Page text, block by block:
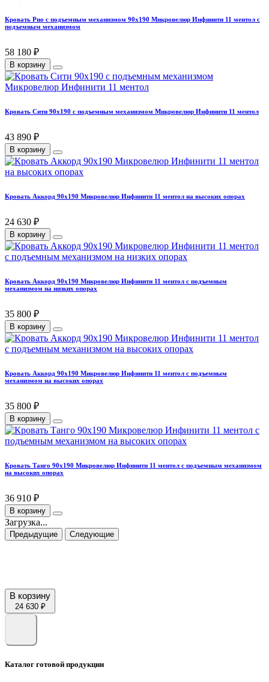
Кровать Рио с подъемным механизмом 90х190 Микровелюр Инфинити 11 ментол с
подъемным механизмом
58 180 ₽
В корзину
Кровать Сити 90х190 с подъемным механизмом Микровелюр Инфинити 11 ментол
43 890 ₽
В корзину
Кровать Аккорд 90х190 Микровелюр Инфинити 11 ментол на высоких опорах
24 630 ₽
В корзину
Кровать Аккорд 90х190 Микровелюр Инфинити 11 ментол с подъемным
механизмом на низких опорах
35 800 ₽
В корзину
Кровать Аккорд 90х190 Микровелюр Инфинити 11 ментол с подъемным
механизмом на высоких опорах
35 800 ₽
В корзину
Кровать Танго 90х190 Микровелюр Инфинити 11 ментол с подъемным механизмом
на высоких опорах
36 910 ₽
В корзину
Загрузка...
Предыдущие Следующие
В корзину
24 630 ₽
Каталог готовой продукции